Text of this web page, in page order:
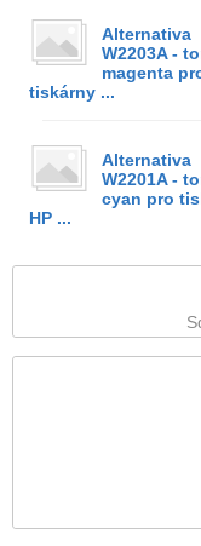
Alternativa
W2203A -
magenta
tiskárny ...
Alternativa
W2201A -
cyan pro
HP ...